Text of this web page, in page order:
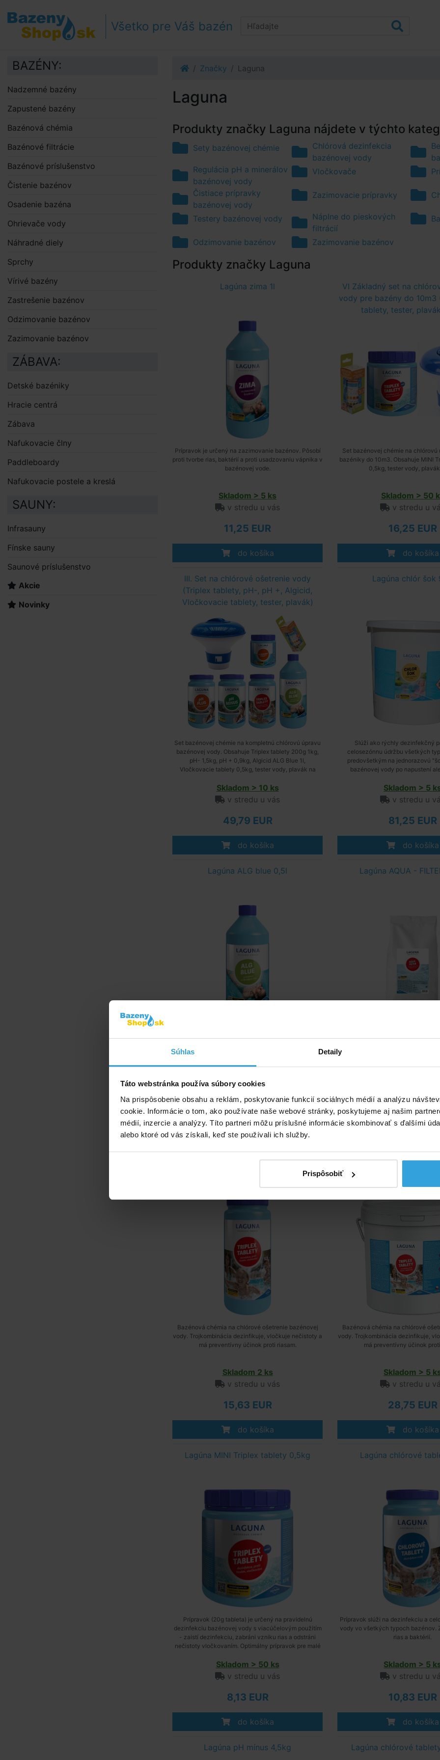
Súhlas Detaily
Táto webstránka používa súbory cookies
Na prispôsobenie obsahu a reklám, poskytovanie funkcií sociálnych médií a analýzu
cookie. Informácie o tom, ako používate naše webové stránky, poskytujeme aj našim
médií, inzercie a analýzy. Títo partneri môžu príslušné informácie skombinovať s ďalšími
alebo ktoré od vás získali, keď ste používali ich služby.
Prispôsobiť
Prejsť na obsah
Prejsť k bočnému stĺpci
Klávesové skratky
Všetko pre Váš bazén
Značky Laguna
Laguna
Produkty značky Laguna nájdete v týchto
Sety bazénovej chémie
Chlórová dezinfekcia
bazénovej vody
Regulácia pH a minerálov
bazénovej vody
Vločkovače
Čistiace prípravky
bazénovej vody
Zazimovacie prípravky
Testery bazénovej vody
Náplne do pieskových
filtrácií
Odzimovanie bazénov Zazimovanie bazénov
Produkty značky Laguna
Lagúna zima 1l
Prípravok je určený na zazimovanie bazénov. Pôsobí
proti tvorbe rias, baktérií a proti usadzovaniu vápnika v
bazénovej vode.
Skladom > 5 ks
v stredu u vás
11,25 EUR
do košíka
VI Základný set na
vody pre bazény do 10m3
tablety, tester,
Set bazénovej chémie na chlórovú
bazéniky do 10m3. Obsahuje MINI
0,5kg, tester vody,
Skladom > 50
v stredu u
16,25 EUR
do košíka
III. Set na chlórové ošetrenie vody
(Triplex tablety, pH-, pH +, Algicid,
Vločkovacie tablety, tester, plavák)
Set bazénovej chémie na kompletnú chlórovú úpravu
bazénovej vody. Obsahuje Triplex tablety 200g 1kg,
pH- 1,5kg, pH + 0,9kg, Algicid ALG Blue 1l,
Vločkovacie tablety 0,5kg, tester vody, plavák na
Skladom > 10 ks
v stredu u vás
49,79 EUR
do košíka
Lagúna chlór šok
Slúži ako rýchly dezinfekčný
celosezónnu údržbu všetkých
predovšetkým na jednorazovú
bazénovej vody po napustení
Skladom > 5
v stredu u
81,25 EUR
do košíka
Lagúna ALG blue 0,5l
žlté...) a zároveň riasy v bazéne likviduje.
Skladom > 10 ks
6,67 EUR
do košíka
Lagúna AQUA -
mnohonásobne vyššia ako u
21,95 EUR
Laguna Triplex tablety 1,6kg
Bazénová chémia na chlórové ošetrenie bazénovej
vody. Trojkombinácia dezinfikuje, vločkuje nečistoty a
má preventívny účinok proti riasam.
Skladom 2 ks
v stredu u vás
15,63 EUR
do košíka
Laguna Triplex
Bazénová chémia na chlórové
vody. Trojkombinácia dezinfikuje,
má preventívny účinok
Skladom > 5
v stredu u
28,75 EUR
do košíka
Lagúna MINI Triplex tablety 0,5kg
Prípravok (20g tableta) je určený na pravidelnú
dezinfekciu bazénovej vody s viacúčelovým použitím
- zaistí dezinfekciu, zabráni vzniku rias a odstráni
nečistoty vločkovaním. Optimálny prípravok pre malé
Skladom > 50 ks
v stredu u vás
8,13 EUR
do košíka
Lagúna chlórové
Prípravok slúži na dezinfekciu a
vody vo všetkých typoch bazénov.
rias a baktérií.
Skladom > 5
v stredu u
10,83 EUR
do košíka
Lagúna pH mínus 4,5kg Lagúna chlórové
BAZÉNY:
Nadzemné bazény
Zapustené bazény
Bazénová chémia
Bazénové filtrácie
Bazénové príslušenstvo
Čistenie bazénov
Osadenie bazéna
Ohrievače vody
Náhradné diely
Sprchy
Vírivé bazény
Zastrešenie bazénov
Odzimovanie bazénov
Zazimovanie bazénov
ZÁBAVA:
Detské bazéniky
Hracie centrá
Zábava
Nafukovacie člny
Paddleboardy
Nafukovacie postele a kreslá
SAUNY:
Infrasauny
Fínske sauny
Saunové príslušenstvo
Akcie
Novinky